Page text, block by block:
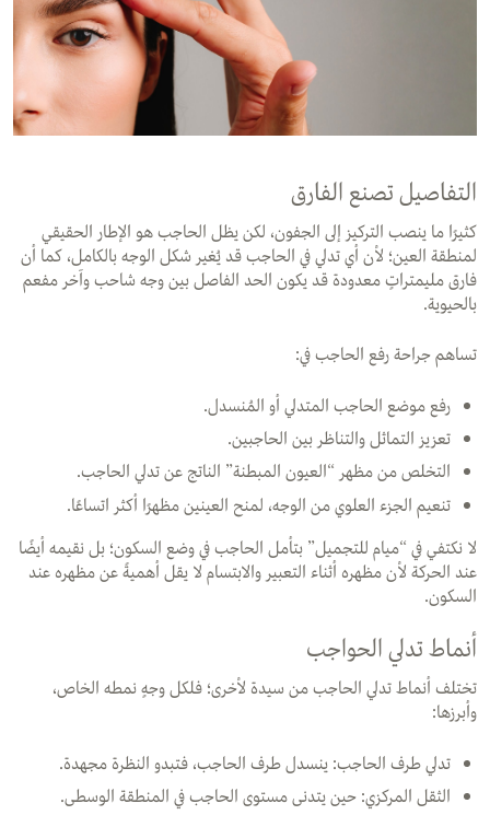
التفاصيل تصنع الفارق
كثيرًا ما ينصب التركيز إلى الجفون، لكن يظل الحاجب هو الإطار الحقيقي
لمنطقة العين؛ لأن أي تدلي في الحاجب قد يُغير شكل الوجه بالكامل، كما أن
فارق مليمتراتٍ معدودة قد يكون الحد الفاصل بين وجه شاحب وآخر مفعم
بالحيوية.
تساهم جراحة رفع الحاجب في:
رفع موضع الحاجب المتدلي أو المُنسدل.
تعزيز التماثل والتناظر بين الحاجبين.
التخلص من مظهر “العيون المبطنة” الناتج عن تدلي الحاجب.
تنعيم الجزء العلوي من الوجه، لمنح العينين مظهرًا أكثر اتساعًا.
لا نكتفي في “ميام للتجميل” بتأمل الحاجب في وضع السكون؛ بل نقيمه أيضًا
عند الحركة لأن مظهره أثناء التعبير والابتسام لا يقل أهميةً عن مظهره عند
السكون.
أنماط تدلي الحواجب
تختلف أنماط تدلي الحاجب من سيدة لأخرى؛ فلكل وجهٍ نمطه الخاص،
وأبرزها:
تدلي طرف الحاجب: ينسدل طرف الحاجب، فتبدو النظرة مجهدة.
الثقل المركزي: حين يتدنى مستوى الحاجب في المنطقة الوسطى.